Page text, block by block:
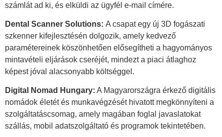
számlát ad ki, és elküldi az ügyfél e-mail címére.
Dental Scanner Solutions: A csapat egy új 3D fogászati
szkenner kifejlesztésén dolgozik, amely kedvező
paramétereinek köszönhetően elősegítheti a hagyományos
mintavételi eljárások cseréjét, mindezt a piaci átlaghoz
képest jóval alacsonyabb költséggel.
Digital Nomad Hungary: A Magyarországra érkező digitális
nomádok életét és munkavégzését hivatott megkönnyíteni a
szolgáltatáscsomag, amely magában foglal javaslatokat
szállás, mobil adatszolgáltató és programok tekintetében.